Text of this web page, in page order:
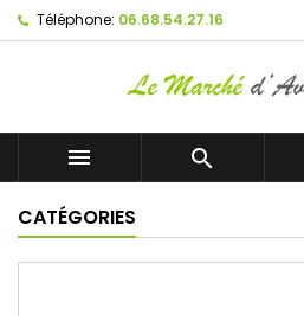
Téléphone: 06.68.54.27.16
 
CATÉGORIES